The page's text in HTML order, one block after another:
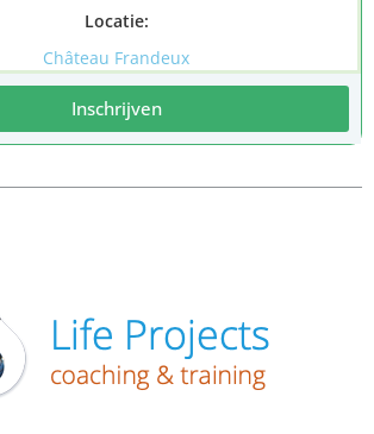
Locatie:
Château Frandeux
Inschrijven